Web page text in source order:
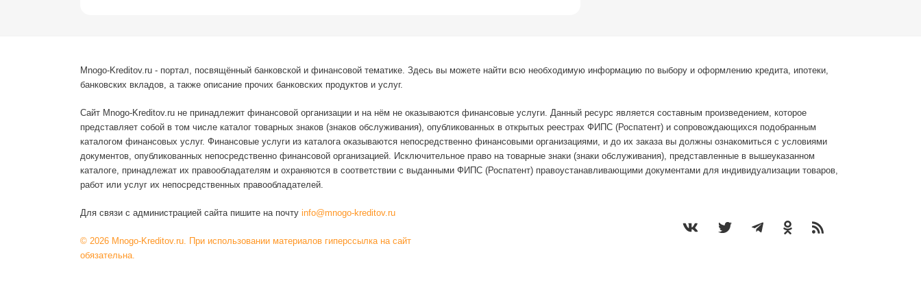
Mnogo-Kreditov.ru - портал, посвящённый банковской и финансовой тематике. Здесь вы можете найти всю необходимую информацию по выбору и оформлению кредита, ипотеки,
банковских вкладов, а также описание прочих банковских продуктов и услуг.
Сайт Mnogo-Kreditov.ru не принадлежит финансовой организации и на нём не оказываются финансовые услуги. Данный ресурс является составным произведением, которое
представляет собой в том числе каталог товарных знаков (знаков обслуживания), опубликованных в открытых реестрах ФИПС (Роспатент) и сопровождающихся подобранным
каталогом финансовых услуг. Финансовые услуги из каталога оказываются непосредственно финансовыми организациями, и до их заказа вы должны ознакомиться с условиями
документов, опубликованных непосредственно финансовой организацией. Исключительное право на товарные знаки (знаки обслуживания), представленные в вышеуказанном
каталоге, принадлежат их правообладателям и охраняются в соответствии с выданными ФИПС (Роспатент) правоустанавливающими документами для индивидуализации товаров,
работ или услуг их непосредственных правообладателей.
Для связи с администрацией сайта пишите на почту info@mnogo-kreditov.ru
© 2026 Mnogo-Kreditov.ru. При использовании материалов гиперссылка на сайт
обязательна.